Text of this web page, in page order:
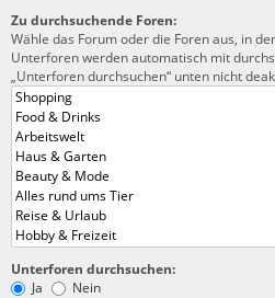
Zu durchsuchende Foren:
Wähle das Forum oder die Foren aus, in
Unterforen werden automatisch mit
„Unterforen durchsuchen“ unten nicht
Unterforen durchsuchen:
Ja
Nein